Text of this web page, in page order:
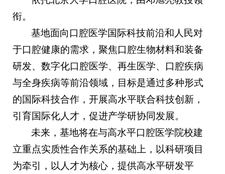
衔。
基地面向口腔医学国际科技前沿和人民对
于口腔健康的需求，聚焦口腔生物材料和装备
研发、数字化口腔医学、再生医学、口腔疾病
与全身疾病等前沿领域，目标是通过多种形式
的国际科技合作，开展高水平联合科技创新，
引育国际化人才，促进产学研协同发展。
未来，基地将在与高水平口腔医学院校建
立重点实质性合作关系的基础上，以科研项目
为牵引，以人才为核心，提供高水平研发平